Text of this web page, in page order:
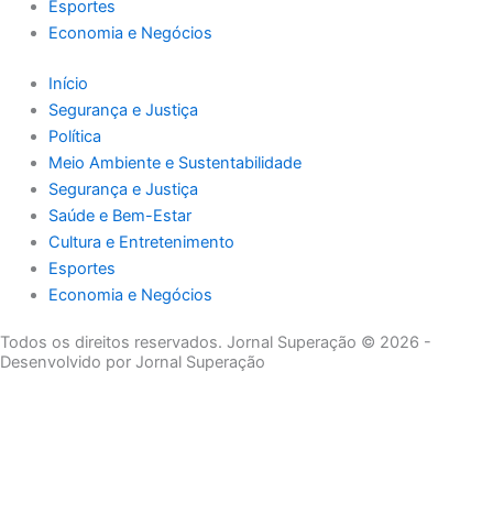
Esportes
Economia e Negócios
Início
Segurança e Justiça
Política
Meio Ambiente e Sustentabilidade
Segurança e Justiça
Saúde e Bem-Estar
Cultura e Entretenimento
Esportes
Economia e Negócios
Todos os direitos reservados. Jornal Superação © 2026 -
Desenvolvido por Jornal Superação